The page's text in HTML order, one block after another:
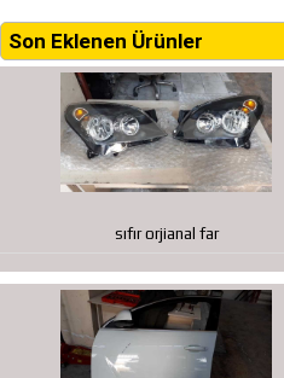
Son Eklenen Ürünler
sıfır orjianal far